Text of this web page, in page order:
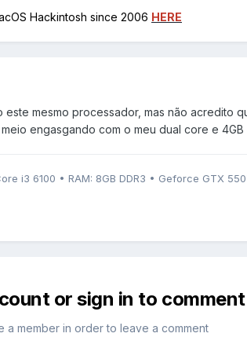
Hackintosh since 2006 HERE
este mesmo processador, mas não acredito
engasgando com o meu dual core e 4GB
i3 6100 • RAM: 8GB DDR3 • Geforce GTX
or sign in to comment
a member in order to leave a comment